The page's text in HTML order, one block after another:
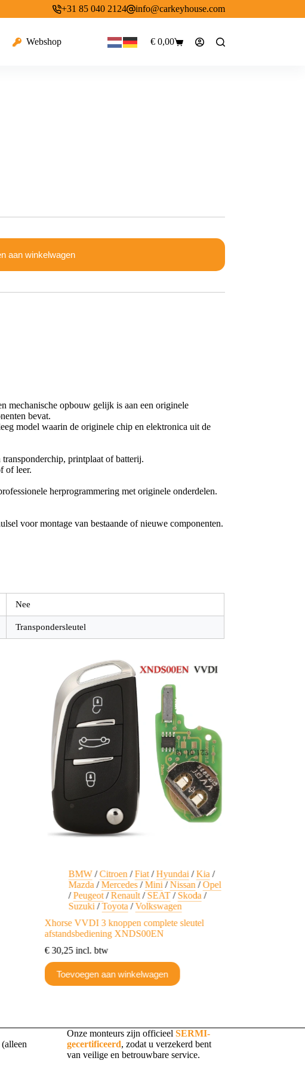
+31 85 040 2124 info@carkeyhouse.com
Webshop Winkelwagen
€0,00
aan winkelwagen
mechanische opbouw gelijk is aan een originele
bevat.
model waarin de originele chip en elektronica uit de
transponderchip, printplaat of batterij.
of leer.
herprogrammering met originele onderdelen.
voor montage van bestaande of nieuwe componenten.
Nee
Transpondersleutel
BMW/Citroen /Fiat/Hyundai /Kia /
Mazda /Mercedes/Mini /Nissan /Opel
/Peugeot/Renault/SEAT/Skoda /
Suzuki /Toyota /Volkswagen
Xhorse VVDI 3 knoppen complete sleutel
afstandsbediening XNDS00EN
€30,25incl. btw
Toevoegen aan winkelwagen
Onze monteurs zijn officieel SERMI-
gecertificeerd, zodat u verzekerd bent
van veilige en betrouwbare service.